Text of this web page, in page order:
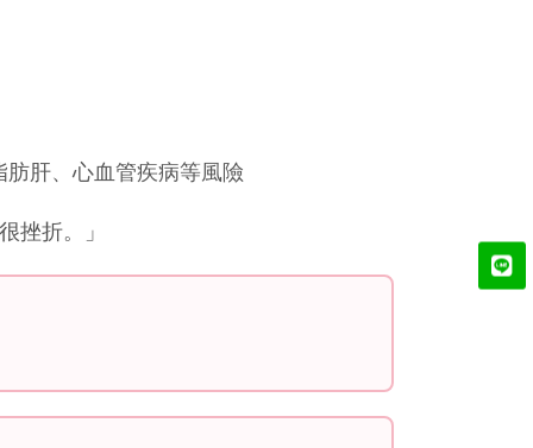
肝、心血管疾病等風險
挫折。」